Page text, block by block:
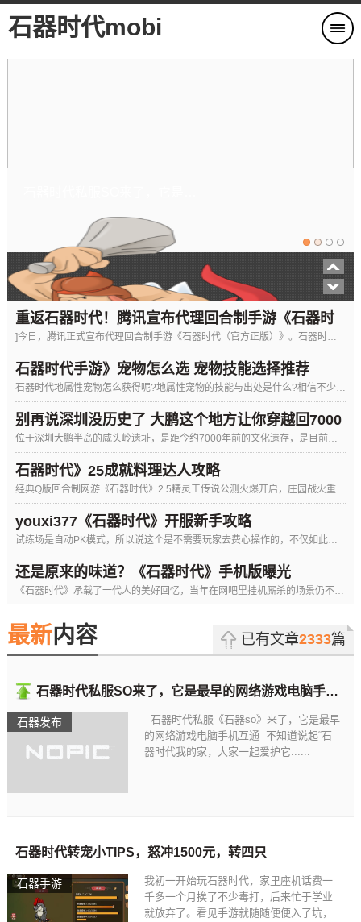
石器时代mobi
石器时代私服攻人宠物技能的选择
石器时代M手游IOS评测与感悟
重返石器时代！腾讯宣布代理回合制手游《石器时
代
]今日，腾讯正式宣布代理回合制手游《石器时代（官方正版）》。石器时代这个知名IP将以全新形式复苏，让玩家随时随地体验
石器时代手游》宠物怎么选 宠物技能选择推荐
石器时代地属性宠物怎么获得呢?地属性宠物的技能与出处是什么?相信不少玩家还不知道了，那么下面九游小编就是石器时代地属
别再说深圳没历史了 大鹏这个地方让你穿越回7000
年前的深圳
位于深圳大鹏半岛的咸头岭遗址，是距今约7000年前的文化遗存，是目前珠三角地区唯一一处可以比较全面反映新石器时代中期
石器时代》25成就料理达人攻略
经典Q版回合制网游《石器时代》2.5精灵王传说公测火爆开启，庄园战火重燃、体验经典的坐骑系统、史诗般剧情精灵王任务等
youxi377《石器时代》开服新手攻略
试练场是自动PK模式，所以说这个是不需要玩家去费心操作的，不仅如此，还有机会能够获得金蛋，这可是获得极品宠物的渠道啊
还是原来的味道？《石器时代》手机版曝光
《石器时代》承载了一代人的美好回忆，当年在网吧里挂机厮杀的场景仍不时浮现在脑海，而在手游高速发展的今天，这款经典作品
最新内容 已有文章2333篇
石器发布
石器时代私服SO来了，它是最早的网络游戏电脑手机互通全平台石器私服
石器时代私服《石器so》来了，它是最早
的网络游戏电脑手机互通 不知道说起“石
器时代我的家，大家一起爱护它......
石器手游
石器时代转宠小TIPS，怒冲1500元，转四只
我初一开始玩石器时代，家里座机话费一
千多一个月挨了不少毒打，后来忙于学业
就放弃了。看见手游就随随便便入了坑，